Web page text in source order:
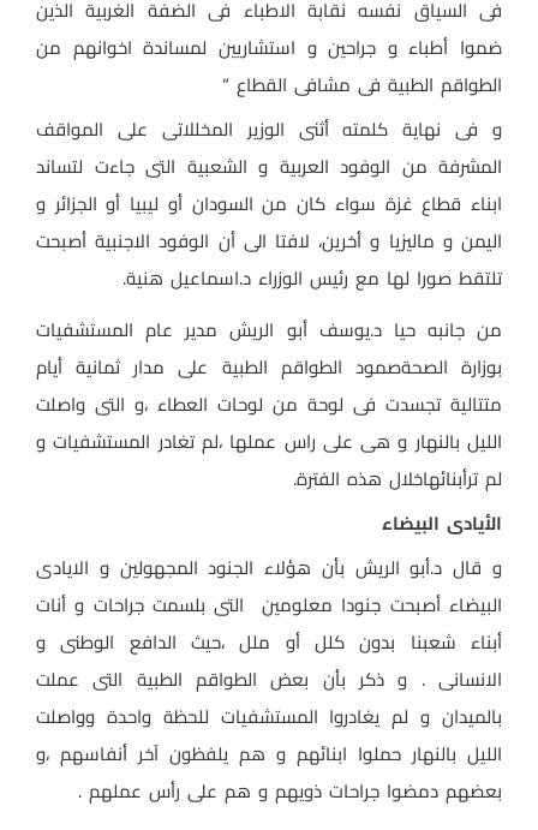
فى السياق نفسه نقابة الاطباء فى الضفة الغربية الذين
ضموا أطباء و جراحين و استشاريين لمساندة اخوانهم من
الطواقم الطبية فى مشافى القطاع “
و فى نهاية كلمته أثنى الوزير المخللاتى على المواقف
المشرفة من الوفود العربية و الشعبية التى جاءت لتساند
ابناء قطاع غزة سواء كان من السودان أو ليبيا أو الجزائر و
اليمن و ماليزيا و أخرين، لافتا الى أن الوفود الاجنبية أصبحت
تلتقط صورا لها مع رئيس الوزراء د.اسماعيل هنية.
من جانبه حيا د.يوسف أبو الريش مدير عام المستشفيات
بوزارة الصحةصمود الطواقم الطبية على مدار ثمانية أيام
متتالية تجسدت فى لوحة من لوحات العطاء ،و التى واصلت
الليل بالنهار و هى على راس عملها ،لم تغادر المستشفيات و
لم ترأبنائهاخلال هذه الفترة.
الأيادى البيضاء
و قال د.أبو الريش بأن هؤلاء الجنود المجهولين و الايادى
البيضاء أصبحت جنودا معلومين التى بلسمت جراحات و أنات
أبناء شعبنا بدون كلل أو ملل ،حيث الدافع الوطنى و
الانسانى . و ذكر بأن بعض الطواقم الطبية التى عملت
بالميدان و لم يغادروا المستشفيات للحظة واحدة وواصلت
الليل بالنهار حملوا ابنائهم و هم يلفظون آخر أنفاسهم ،و
بعضهم دمضوا جراحات ذويهم و هم على رأس عملهم .